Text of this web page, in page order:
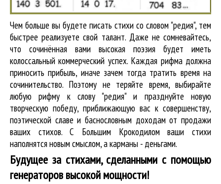
Чем больше вы будете писать стихи со словом "редия", тем
быстрее реализуете свой талант. Даже не сомневайтесь,
что сочинённая вами высокая поэзия будет иметь
колоссальный коммерческий успех. Каждая рифма должна
приносить прибыль, иначе зачем тогда тратить время на
сочинительство. Поэтому не теряйте время, выбирайте
любую рифму к слову "редия" и празднуйте новую
творческую победу, приближающую вас к совершенству,
поэтической славе и баснословным доходам от продажи
ваших стихов. С Большим Крокодилом ваши стихи
наполнятся новым смыслом, а карманы - деньгами.
Будущее за стихами, сделанными с помощью
генераторов высокой мощности!